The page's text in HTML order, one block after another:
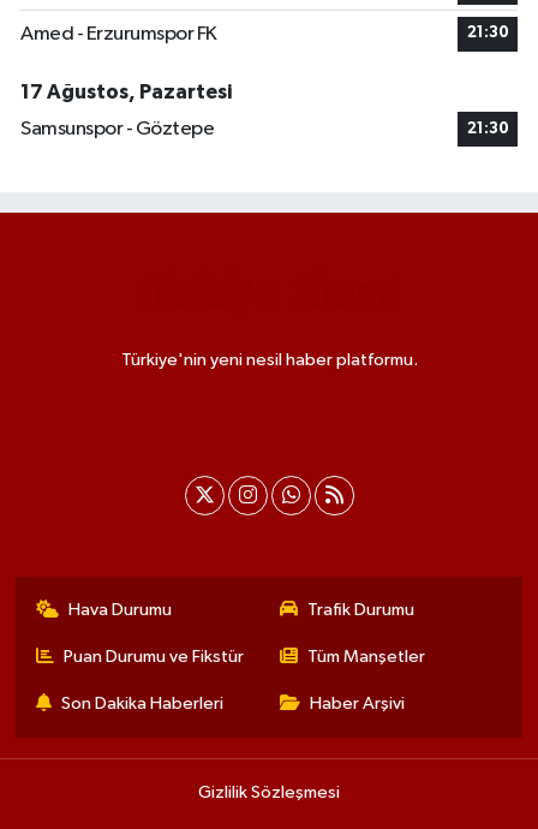
Amed - Erzurumspor FK 21:30
17 Ağustos, Pazartesi
Samsunspor - Göztepe
21:30
Türkiye'nin yeni nesil haber platformu.
Hava Durumu Trafik Durumu
Puan Durumu ve Fikstür Tüm Manşetler
Son Dakika Haberleri Haber Arşivi
Gizlilik Sözleşmesi